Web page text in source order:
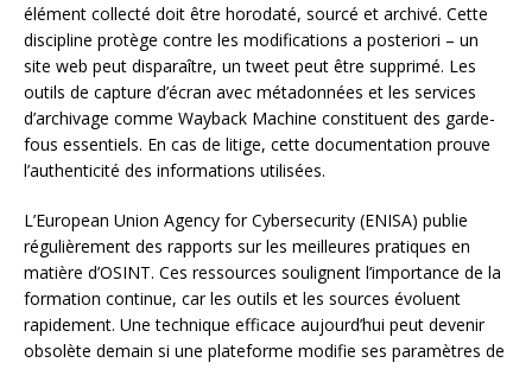
élément collecté doit être horodaté, sourcé et archivé. Cette
discipline protège contre les modifications a posteriori – un
site web peut disparaître, un tweet peut être supprimé. Les
outils de capture d’écran avec métadonnées et les services
d’archivage comme Wayback Machine constituent des garde-
fous essentiels. En cas de litige, cette documentation prouve
l’authenticité des informations utilisées.
L’European Union Agency for Cybersecurity (ENISA) publie
régulièrement des rapports sur les meilleures pratiques en
matière d’OSINT. Ces ressources soulignent l’importance de la
formation continue, car les outils et les sources évoluent
rapidement. Une technique efficace aujourd’hui peut devenir
obsolète demain si une plateforme modifie ses paramètres de